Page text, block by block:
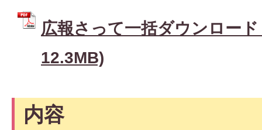
広報さって一括ダウンロー
12.3MB)
内容